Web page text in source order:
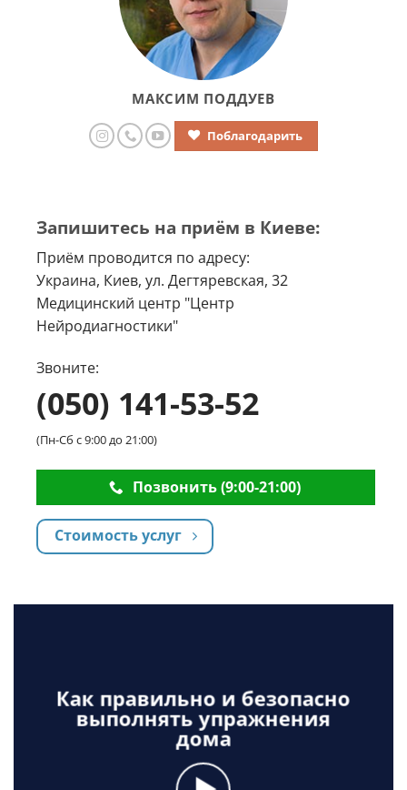
МАКСИМ ПОДДУЕВ
Поблагодарить
Запишитесь на приём в Киеве:
Приём проводится по адресу:
Украина, Киев, ул. Дегтяревская, 32
Медицинский центр "Центр
Нейродиагностики"
Звоните:
(050) 141-53-52
(Пн-Сб с 9:00 до 21:00)
Позвонить (9:00-21:00)
Стоимость услуг
Как правильно и безопасно
выполнять упражнения
дома